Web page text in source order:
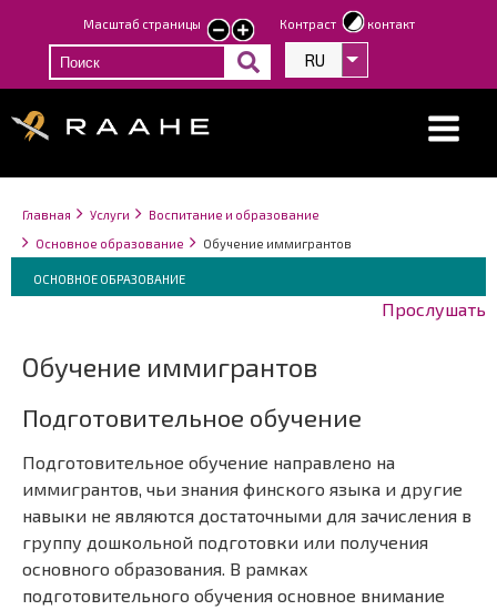
Перейти
к
основному
Масштаб страницы
smallerlarger
text
Контраст контакт
RU Список
Строка
навигации
You
are
Главная Услуги
Воспитание и образование
Основное образование
Обучение иммигрантов
Breadcrumbs
You
are
ОСНОВНОЕ ОБРАЗОВАНИЕ
Прослушать
Обучение иммигрантов
Подготовительное обучение
Подготовительное обучение направлено на
иммигрантов, чьи знания финского языка и другие
навыки не являются достаточными для зачисления в
группу дошкольной подготовки или получения
основного образования. В рамках
подготовительного обучения основное внимание